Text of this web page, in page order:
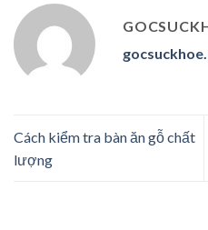
Cách kiểm tra bàn ăn gỗ chất
lượng